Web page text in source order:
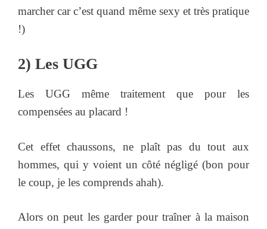
marcher car c’est quand même sexy et très pratique
!)
2) Les UGG
Les UGG même traitement que pour les
compensées au placard !
Cet effet chaussons, ne plaît pas du tout aux
hommes, qui y voient un côté négligé (bon pour
le coup, je les comprends ahah).
Alors on peut les garder pour traîner à la maison